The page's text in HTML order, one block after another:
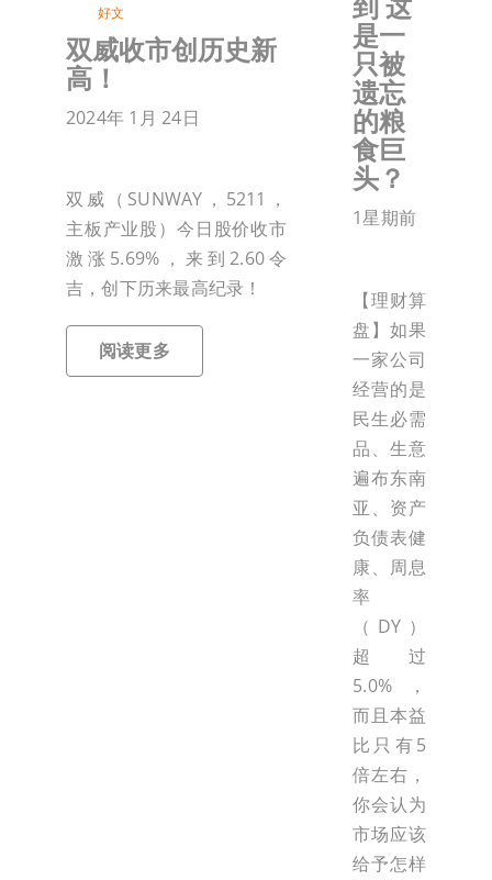
好文
双威收市创历史新
高！
2024年 1月 24日
双威（SUNWAY，5211，
主板产业股）今日股价收市
激涨5.69%，来到2.60令
吉，创下历来最高纪录！
阅读更多
是一
只被
遗忘
的粮
食巨
头？
1星期前
【理财算
盘】如果
一家公司
经营的是
民生必需
品、生意
遍布东南
亚、资产
负债表健
康、周息
率
（DY）
超过
5.0%，
而且本益
比只有5
倍左右，
你会认为
市场应该
给予怎样